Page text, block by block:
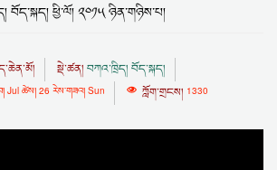
བོད་སྐད། ཕྱི་ལོ། ༢༠༡༥ ཉིན་གཉིས་པ།
སྡེ་ཚན། བཀའ་ཁྲིད། བོད་སྐད།
Jul ཚེས། 26 རེས་གཟའ། Sun ཀློག་གྲངས། 1330